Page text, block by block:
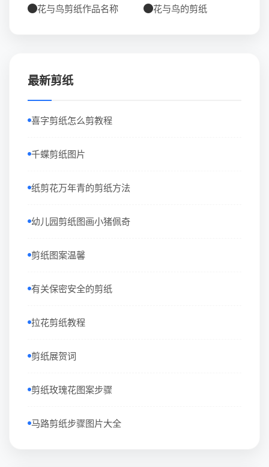
花与鸟剪纸作品名称 花与鸟的剪纸
最新剪纸
喜字剪纸怎么剪教程
千蝶剪纸图片
纸剪花万年青的剪纸方法
幼儿园剪纸图画小猪佩奇
剪纸图案温馨
有关保密安全的剪纸
拉花剪纸教程
剪纸展贺词
剪纸玫瑰花图案步骤
马路剪纸步骤图片大全